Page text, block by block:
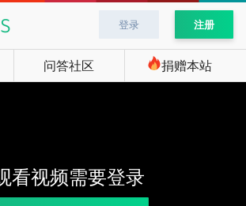
登录 注册
问答社区 捐赠本站
看视频需要登录